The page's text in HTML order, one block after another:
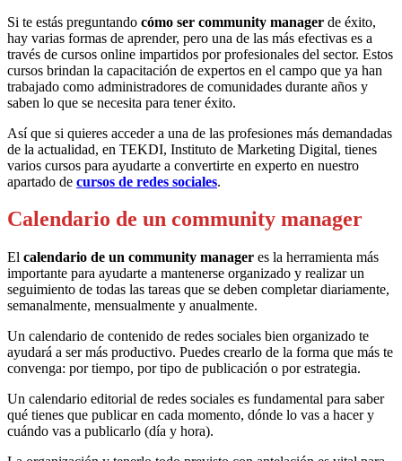
Si te estás preguntando cómo ser community manager de éxito,
hay varias formas de aprender, pero una de las más efectivas es a
través de cursos online impartidos por profesionales del sector. Estos
cursos brindan la capacitación de expertos en el campo que ya han
trabajado como administradores de comunidades durante años y
saben lo que se necesita para tener éxito.
Así que si quieres acceder a una de las profesiones más demandadas
de la actualidad, en TEKDI, Instituto de Marketing Digital, tienes
varios cursos para ayudarte a convertirte en experto en nuestro
apartado de cursos de redes sociales.
Calendario de un community manager
El calendario de un community manager es la herramienta más
importante para ayudarte a mantenerse organizado y realizar un
seguimiento de todas las tareas que se deben completar diariamente,
semanalmente, mensualmente y anualmente.
Un calendario de contenido de redes sociales bien organizado te
ayudará a ser más productivo. Puedes crearlo de la forma que más te
convenga: por tiempo, por tipo de publicación o por estrategia.
Un calendario editorial de redes sociales es fundamental para saber
qué tienes que publicar en cada momento, dónde lo vas a hacer y
cuándo vas a publicarlo (día y hora).